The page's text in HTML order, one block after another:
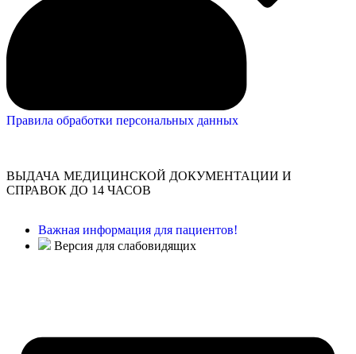
Правила обработки персональных данных
ВЫДАЧА МЕДИЦИНСКОЙ ДОКУМЕНТАЦИИ И
СПРАВОК ДО 14 ЧАСОВ
Важная информация для пациентов!
Версия для слабовидящих